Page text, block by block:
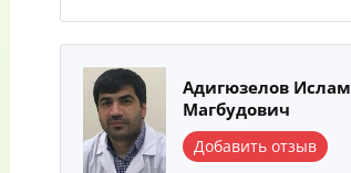
Адигюзелов Ислам
Магбудович
Добавить отзыв